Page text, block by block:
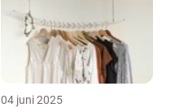
04 juni 2025